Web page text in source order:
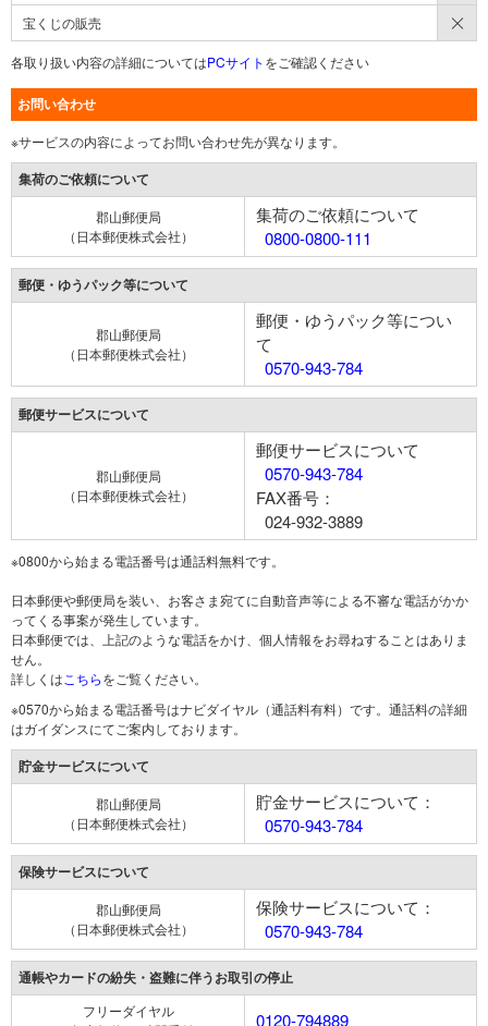
宝くじの販売
各取り扱い内容の詳細についてはPCサイト をご確認ください
お問い合わせ
※サービスの内容によってお問い合わせ先が異なります。
集荷のご依頼について
郡山郵便局
（日本郵便株式会社）
集荷のご依頼について
0800-0800-111
郵便・ゆうパック等について
郡山郵便局
（日本郵便株式会社）
郵便・ゆうパック等につい
て
0570-943-784
郵便サービスについて
郡山郵便局
（日本郵便株式会社）
郵便サービスについて
0570-943-784
FAX番号：
024-932-3889
※0800から始まる電話番号は通話料無料です。
日本郵便や郵便局を装い、お客さま宛てに自動音声等による不審な電話がかか
ってくる事案が発生しています。
日本郵便では、上記のような電話をかけ、個人情報をお尋ねすることはありま
せん。
詳しくは こちらをご覧ください。
※0570から始まる電話番号はナビダイヤル（通話料有料）です。通話料の詳細
はガイダンスにてご案内しております。
貯金サービスについて
郡山郵便局
（日本郵便株式会社）
貯金サービスについて：
0570-943-784
保険サービスについて
郡山郵便局
（日本郵便株式会社）
保険サービスについて：
0570-943-784
通帳やカードの紛失・盗難に伴うお取引の停止
フリーダイヤル
0120-794889